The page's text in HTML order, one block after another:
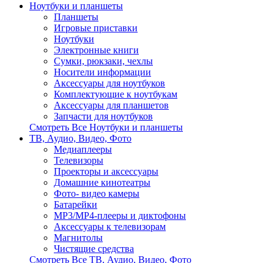
Ноутбуки и планшеты
Планшеты
Игровые приставки
Ноутбуки
Электронные книги
Сумки, рюкзаки, чехлы
Носители информации
Аксессуары для ноутбуков
Комплектующие к ноутбукам
Аксессуары для планшетов
Запчасти для ноутбуков
Смотреть Все Ноутбуки и планшеты
ТВ, Аудио, Видео, Фото
Медиаплееры
Телевизоры
Проекторы и аксессуары
Домашние кинотеатры
Фото- видео камеры
Батарейки
MP3/MP4-плееры и диктофоны
Аксессуары к телевизорам
Магнитолы
Чистящие средства
Смотреть Все ТВ, Аудио, Видео, Фото